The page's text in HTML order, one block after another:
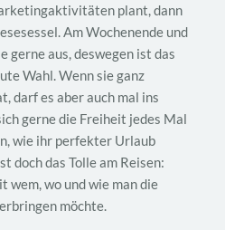
plant, dann
Am Wochenende und
gerne aus, deswegen ist das
Wahl. Wenn sie ganz
darf es aber auch mal ins
gerne die Freiheit jedes Mal
wie ihr perfekter Urlaub
doch das Tolle am Reisen:
wem, wo und wie man die
möchte.